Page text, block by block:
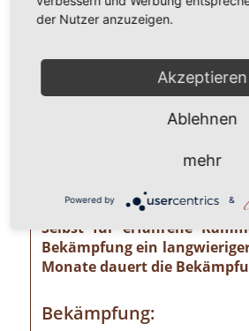
unterschätzendes
Pharaoameise gehört zu
Ameisenarten überhaupt.
Indien beheimatet, ist
weltweit verbreitet.
verhältnismäßig
bernsteingelb aus. Sollten
Ameise sehen, ist eine
Schädlingsbekämpfung
Selbst für erfahrene
Bekämpfung ein
Monate dauert die
Bekämpfung:
der Nutzer anzuzeigen.
Akzeptieren
Ablehnen
mehr
Powered by &